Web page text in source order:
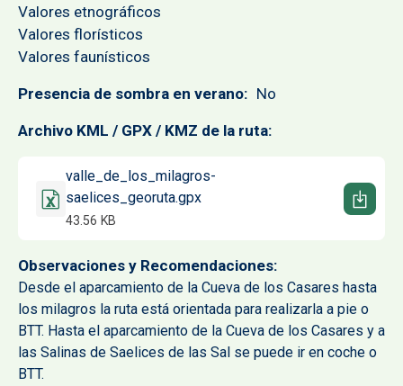
Valores etnográficos
Valores florísticos
Valores faunísticos
Presencia de sombra en verano No
Archivo KML / GPX / KMZ de la ruta
Documento
valle_de_los_milagros-
saelices_georuta.gpx
43.56 KB
Observaciones y Recomendaciones
Desde el aparcamiento de la Cueva de los Casares hasta
los milagros la ruta está orientada para realizarla a pie o
BTT. Hasta el aparcamiento de la Cueva de los Casares y a
las Salinas de Saelices de las Sal se puede ir en coche o
BTT.